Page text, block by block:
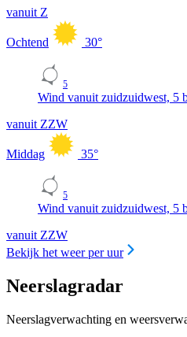
vanuit Z
Ochtend 30°
5
Wind vanuit zuidzuidwest, 5
vanuit ZZW
Middag 35°
5
Wind vanuit zuidzuidwest, 5
vanuit ZZW
Bekijk het weer per uur
Neerslagradar
Neerslagverwachting en